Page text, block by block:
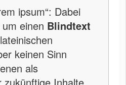
ipsum“: Dabei
einen Blindtext
keinen Sinn
als